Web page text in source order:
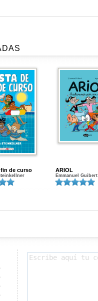
de curso ARIOL
Emmanuel Guibert